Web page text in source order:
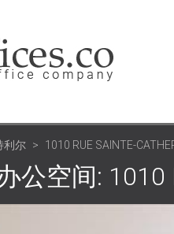
利尔 1010 RUE SAINTE-
公空间: 1010